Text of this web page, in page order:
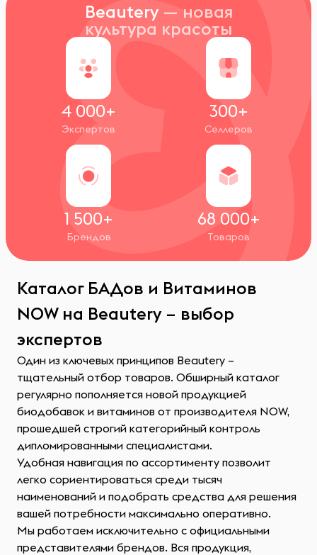
Beautery — новая
культура красоты
4 000+
Экспертов
300+
Селлеров
1 500+
Брендов
68 000+
Товаров
Каталог БАДов и Витаминов
NOW на Beautery – выбор
экспертов
Один из ключевых принципов Beautery –
тщательный отбор товаров. Обширный каталог
регулярно пополняется новой продукцией
биодобавок и витаминов от производителя NOW,
прошедшей строгий категорийный контроль
дипломированными специалистами.
Удобная навигация по ассортименту позволит
легко сориентироваться среди тысяч
наименований и подобрать средства для решения
вашей потребности максимально оперативно.
Мы работаем исключительно с официальными
представителями брендов. Вся продукция,